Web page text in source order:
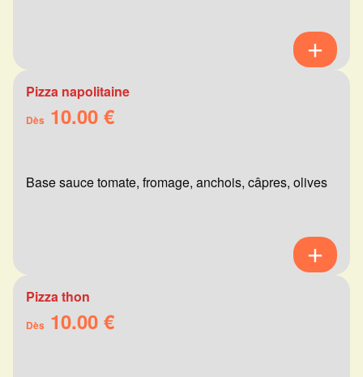
Pizza napolitaine
Dès 10.00 €
Base sauce tomate, fromage, anchois, câpres, olives
Pizza thon
Dès 10.00 €